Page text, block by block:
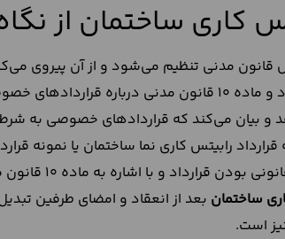
کاری ساختمان از
قانون مدنی تنظیم می‌شود و از آن پیروی
و بیان می‌کند که قراردادهای خصوصی به
رابیتس کاری نما ساختمان یا نمونه
خصوصی هستند که
ساختمان بعد از انعقاد و امضای طرفین
است.